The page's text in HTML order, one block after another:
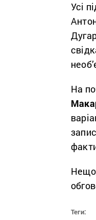
Усі
На
Теги: